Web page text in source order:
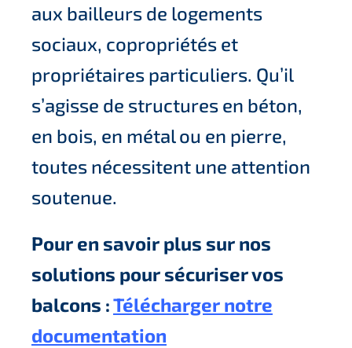
aux bailleurs de logements
sociaux, copropriétés et
propriétaires particuliers. Qu’il
s’agisse de structures en béton,
en bois, en métal ou en pierre,
toutes nécessitent une attention
soutenue.
Pour en savoir plus sur nos
solutions pour sécuriser vos
balcons :Télécharger notre
documentation